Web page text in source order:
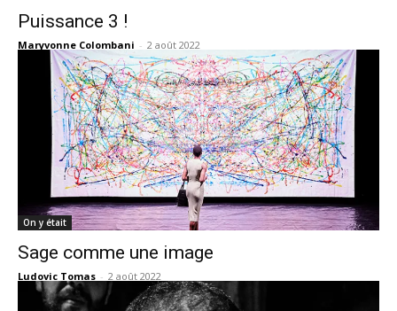
Puissance 3 !
Maryvonne Colombani - 2 août 2022
On y était
Sage comme une image
Ludovic Tomas - 2 août 2022